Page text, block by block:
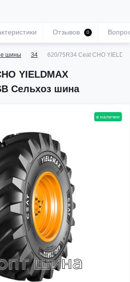
шины 34 620/75R34 Ceat CHO
YIELDMAX
Сельхоз шина
Отзывов 0
в наличии